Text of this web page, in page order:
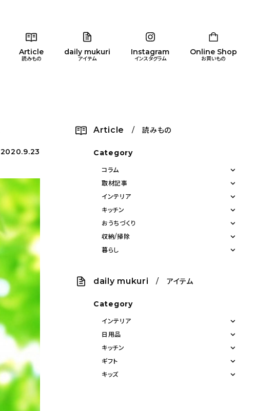
Article
読みもの
daily mukuri
アイテム
Instagram
インスタグラム
Online Shop
お買いもの
2020.9.23
Article / 読みもの
Category
コラム
取材記事
インテリア
キッチン
おうちづくり
収納/掃除
暮らし
daily mukuri / アイテム
Category
インテリア
日用品
キッチン
ギフト
キッズ